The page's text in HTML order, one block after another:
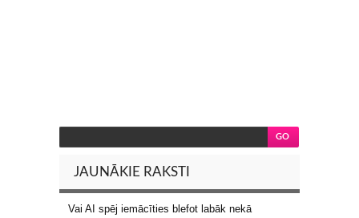
JAUNĀKIE RAKSTI
Vai AI spēj iemācīties blefot labāk nekā